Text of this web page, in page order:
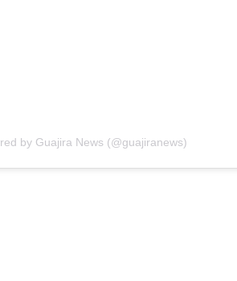
by Guajira News (@guajiranews)